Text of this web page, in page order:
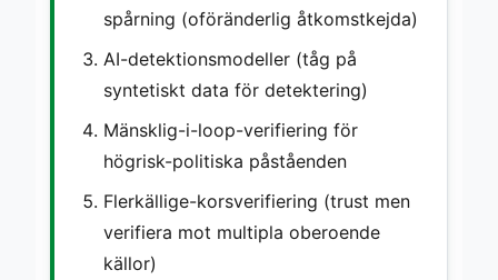
spårning (oföränderlig åtkomstkejda)
AI-detektionsmodeller (tåg på
syntetiskt data för detektering)
Mänsklig-i-loop-verifiering för
högrisk-politiska påståenden
Flerkällige-korsverifiering (trust men
verifiera mot multipla oberoende
källor)